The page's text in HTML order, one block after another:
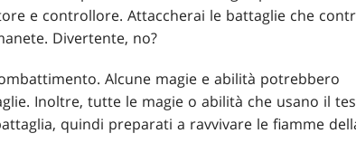
e controllore. Attaccherai le battaglie che
Divertente, no?
Alcune magie e abilità potrebbero
Inoltre, tutte le magie o abilità che usano il
quindi preparati a ravvivare le fiamme